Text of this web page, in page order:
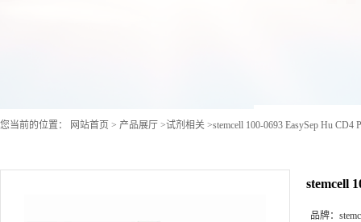
您当前的位置： 网站首页 > 产品展厅 >试剂相关 >stemcell 100-0693 EasySep Hu CD4
stemcell
品牌：